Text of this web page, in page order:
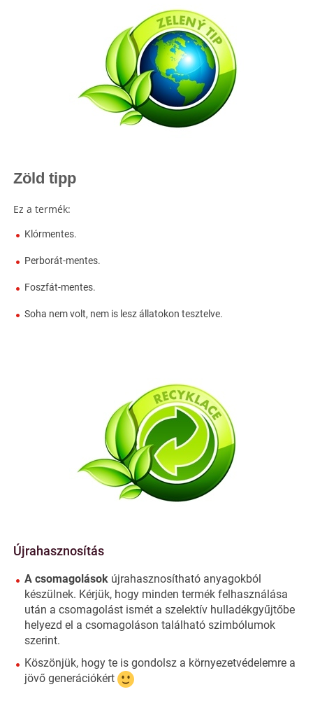
Zöld tipp
Ez a termék:
Klórmentes.
Perborát-mentes.
Foszfát-mentes.
Soha nem volt, nem is lesz állatokon tesztelve.
Újrahasznosítás
A csomagolások újrahasznosítható anyagokból
készülnek. Kérjük, hogy minden termék felhasználása
után a csomagolást ismét a szelektív hulladékgyűjtőbe
helyezd el a csomagoláson található szimbólumok
szerint.
Köszönjük, hogy te is gondolsz a környezetvédelemre a
jövő generációkért